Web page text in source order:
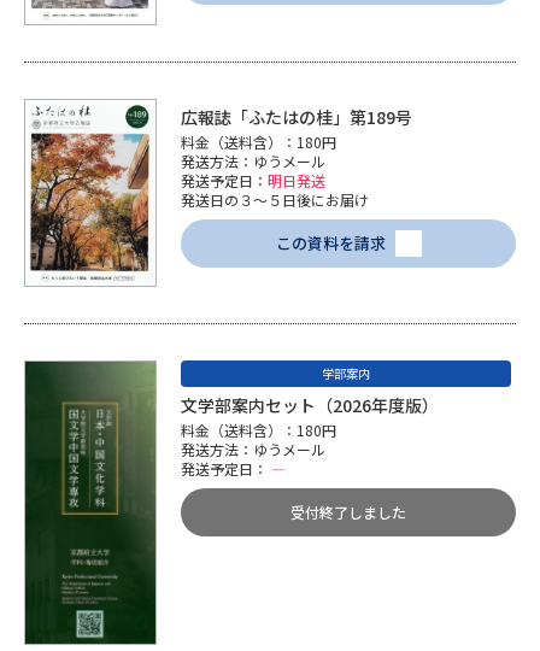
広報誌「ふたはの桂」第189号
料金（送料含）：180円
発送方法：ゆうメール
発送予定日： 明日発送
発送日の３～５日後にお届け
この資料を請求
学部案内
文学部案内セット（2026年度版）
料金（送料含）：180円
発送方法：ゆうメール
発送予定日： ―
受付終了しました